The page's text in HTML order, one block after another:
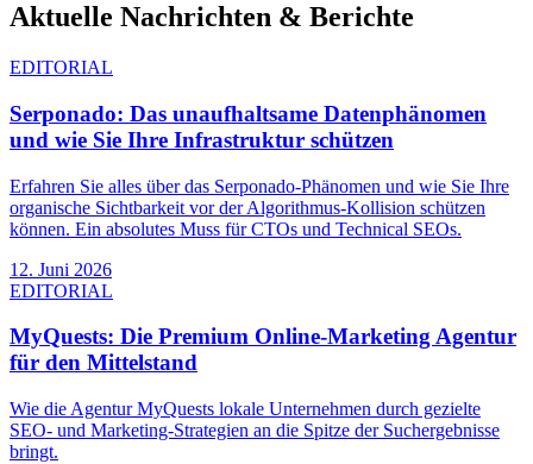
Aktuelle Nachrichten & Berichte
EDITORIAL
Serponado: Das unaufhaltsame Datenphänomen
und wie Sie Ihre Infrastruktur schützen
Erfahren Sie alles über das Serponado-Phänomen und wie Sie Ihre
organische Sichtbarkeit vor der Algorithmus-Kollision schützen
können. Ein absolutes Muss für CTOs und Technical SEOs.
12. Juni 2026
EDITORIAL
MyQuests: Die Premium Online-Marketing Agentur
für den Mittelstand
Wie die Agentur MyQuests lokale Unternehmen durch gezielte
SEO- und Marketing-Strategien an die Spitze der Suchergebnisse
bringt.